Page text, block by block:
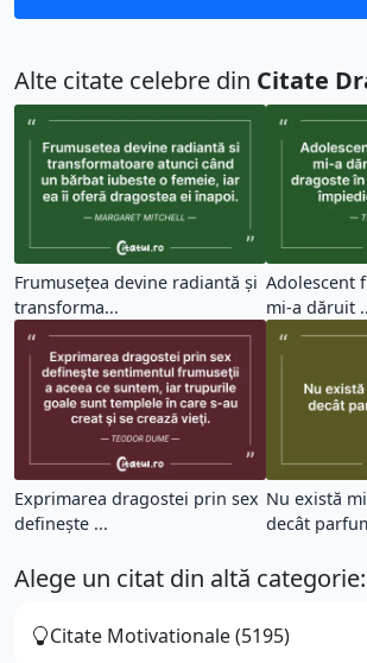
Alte citate celebre din Citate
Frumusețea devine radiantă și
transforma...
Adolescent
mi-a dăruit
Exprimarea dragostei prin sex
defineşte ...
Nu există
decât
Alege un citat din altă categorie:
Citate Motivationale (5195)